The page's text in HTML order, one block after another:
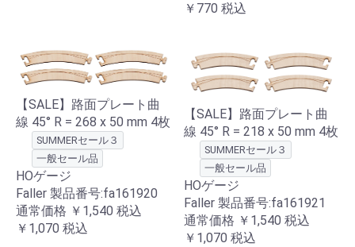
￥770 税込
【SALE】路面プレート曲
線 45° R = 268 x 50 mm 4枚
SUMMERセール３
一般セール品
HOゲージ
Faller 製品番号:fa161920
通常価格 ￥1,540 税込
￥1,070 税込
【SALE】路面プレート曲
線 45° R = 218 x 50 mm 4枚
SUMMERセール３
一般セール品
HOゲージ
Faller 製品番号:fa161921
通常価格 ￥1,540 税込
￥1,070 税込